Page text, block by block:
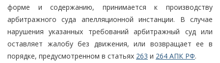
форме и содержанию, принимается к производству
арбитражного суда апелляционной инстанции. В случае
нарушения указанных требований арбитражный суд или
оставляет жалобу без движения, или возвращает ее в
порядке, предусмотренном в статьях 263 и 264 АПК РФ.